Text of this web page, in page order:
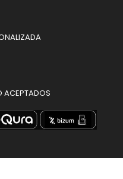
ACEPTADOS